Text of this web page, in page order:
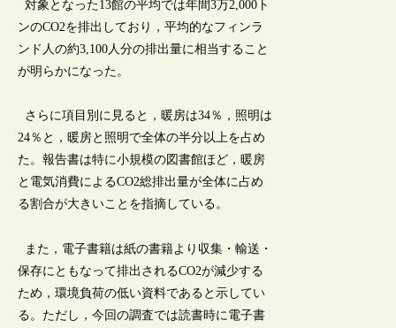
対象となった13館の平均では年間3万2,000ト
ンのCO2を排出しており，平均的なフィンラ
ンド人の約3,100人分の排出量に相当すること
が明らかになった。
さらに項目別に見ると，暖房は34％，照明は
24％と，暖房と照明で全体の半分以上を占め
た。報告書は特に小規模の図書館ほど，暖房
と電気消費によるCO2総排出量が全体に占め
る割合が大きいことを指摘している。
また，電子書籍は紙の書籍より収集・輸送・
保存にともなって排出されるCO2が減少する
ため，環境負荷の低い資料であると示してい
る。ただし，今回の調査では読書時に電子書